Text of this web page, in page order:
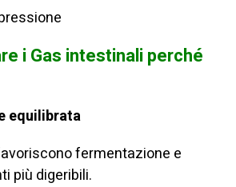
i Gas intestinali perché
equilibrata
fermentazione e
più digeribili.